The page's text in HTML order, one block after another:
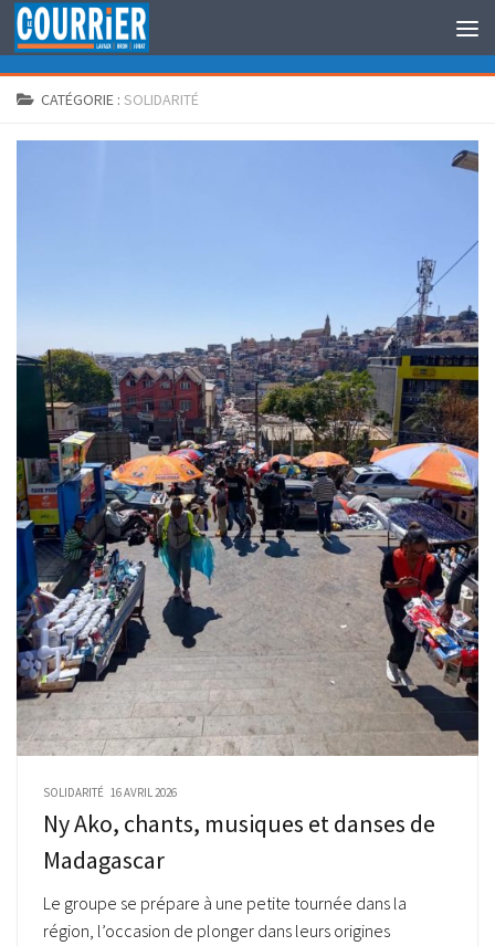
Au dessous du contenu
CATÉGORIE : SOLIDARITÉ
SOLIDARITÉ 16 AVRIL 2026
Ny Ako, chants, musiques et danses de
Madagascar
Le groupe se prépare à une petite tournée dans la
région, l’occasion de plonger dans leurs origines